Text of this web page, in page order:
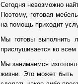
Сегодня невозможно
Поэтому, готовая
на помощь приходит
Мы готовы выполнить
прислушивается ко всем
Мы занимаемся
жизни. Это может быть